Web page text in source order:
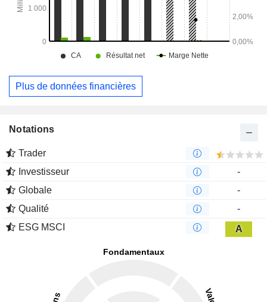
Plus de données financières
Notations
Trader
Investisseur
-
Globale
-
Qualité
-
ESG MSCI
A